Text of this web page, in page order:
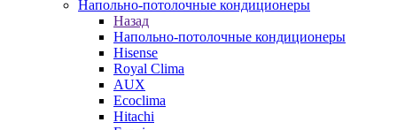
Напольно-потолочные кондиционеры
Назад
Напольно-потолочные кондиционеры
Hisense
Royal Clima
AUX
Ecoclima
Hitachi